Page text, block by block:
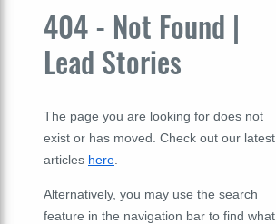
404 - Not Found |
Lead Stories
The page you are looking for does not
exist or has moved. Check out our latest
articles here
Alternatively, you may use the search
feature in the navigation bar to find what